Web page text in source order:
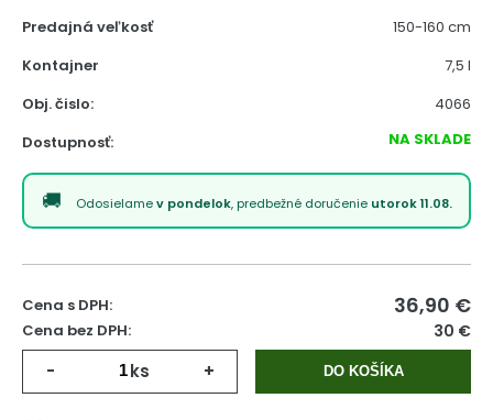
Predajná veľkosť
150-160 cm
Kontajner
7,5 l
Obj. čislo:
4066
Dostupnosť:
NA SKLADE
Odosielamev pondelok, predbežné doručenie utorok 11.08.
Cena s DPH: 36,90 €
Cena bez DPH: 30 €
- ks + DO KOŠÍKA